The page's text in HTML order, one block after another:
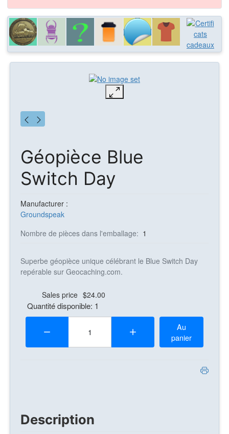
Géopièce Blue
Switch Day
Manufacturer :
Groundspeak
Nombre de pièces dans l'emballage: 1
Superbe géopièce unique célébrant le Blue Switch Day
repérable sur Geocaching.com.
Sales price $24.00
Quantité disponible: 1
Quantité:
Au
panier
Description